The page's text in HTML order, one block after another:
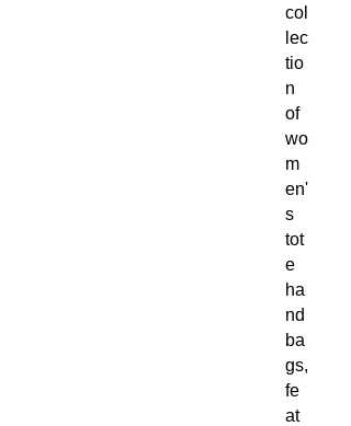
col
lec
tio
n
of
wo
m
en'
s
tot
e
ha
nd
ba
gs,
fe
at